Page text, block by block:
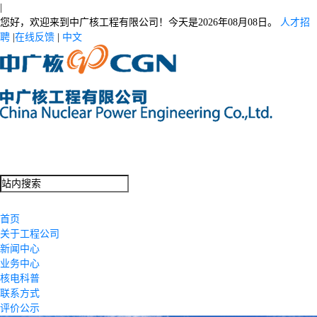
您好，欢迎来到中广核工程有限公司！今天是2026年08月08日。
人才招
聘 在线反馈 中文
首页
关于工程公司
新闻中心
业务中心
核电科普
联系方式
评价公示